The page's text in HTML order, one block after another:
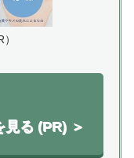
る (PR) ＞